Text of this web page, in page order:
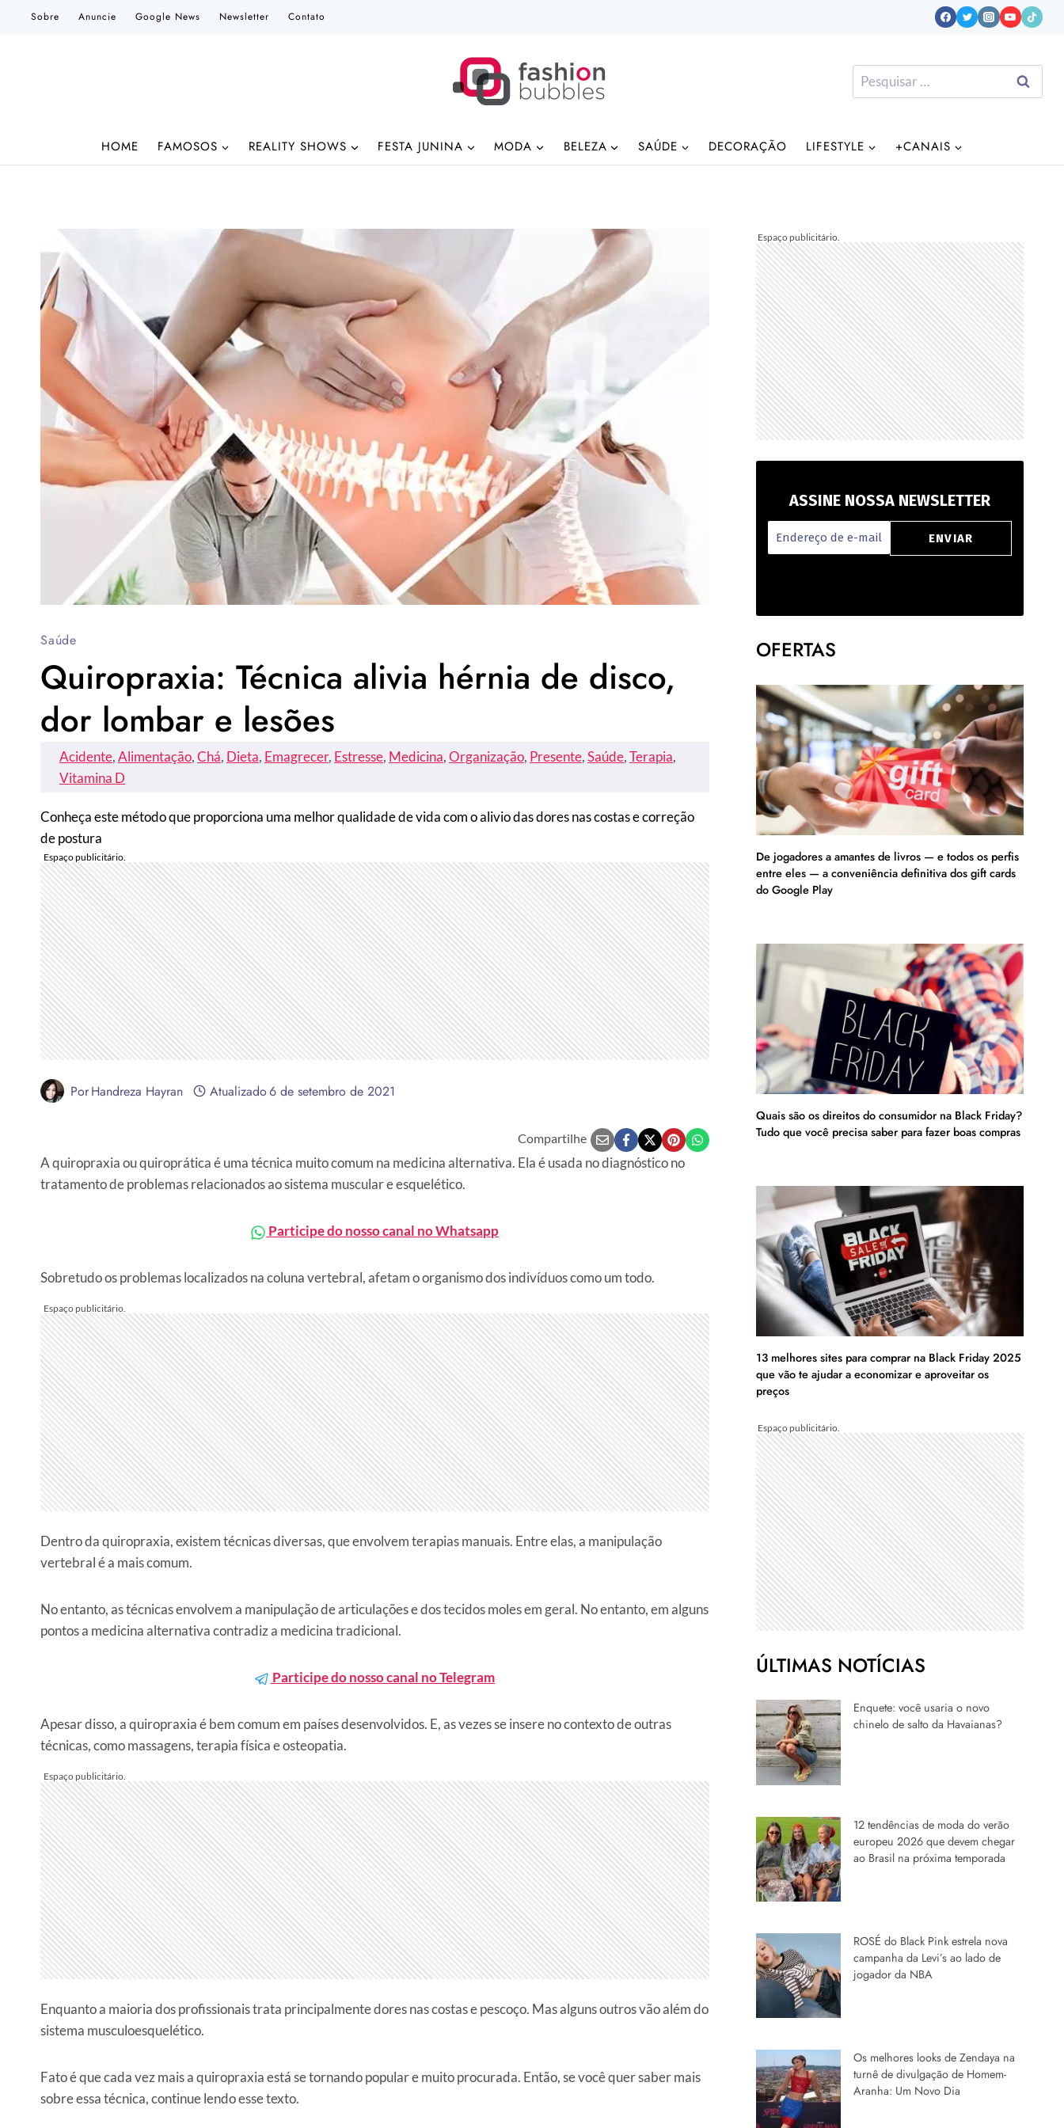
Sobre Anuncie Google News Newsletter Contato
Pesquisar
por:
HOME FAMOSOS REALITY SHOWS FESTA JUNINA MODA BELEZA SAÚDE DECORAÇÃO LIFESTYLE +CANAIS
Saúde
Quiropraxia: Técnica alivia hérnia de disco,
dor lombar e lesões
Acidente, Alimentação, Chá, Dieta, Emagrecer, Estresse, Medicina, Organização, Presente, Saúde, Terapia
Vitamina D
Conheça este método que proporciona uma melhor qualidade de vida com o alivio das dores nas costas e correção
de postura
PorHandreza Hayran Atualizado6 de setembro de 2021
Compartilhe
A quiropraxia ou quiroprática é uma técnica muito comum na medicina alternativa. Ela é usada no diagnóstico no
tratamento de problemas relacionados ao sistema muscular e esquelético.
Participe do nosso canal no Whatsapp
Sobretudo os problemas localizados na coluna vertebral, afetam o organismo dos indivíduos como um todo.
Dentro da quiropraxia, existem técnicas diversas, que envolvem terapias manuais. Entre elas, a manipulação
vertebral é a mais comum.
No entanto, as técnicas envolvem a manipulação de articulações e dos tecidos moles em geral. No entanto, em alguns
pontos a medicina alternativa contradiz a medicina tradicional.
Participe do nosso canal no Telegram
Apesar disso, a quiropraxia é bem comum em países desenvolvidos. E, as vezes se insere no contexto de outras
técnicas, como massagens, terapia física e osteopatia.
Enquanto a maioria dos profissionais trata principalmente dores nas costas e pescoço. Mas alguns outros vão além do
sistema musculoesquelético.
Fato é que cada vez mais a quiropraxia está se tornando popular e muito procurada. Então, se você quer saber mais
sobre essa técnica, continue lendo esse texto.
ASSINE NOSSA NEWSLETTER
OFERTAS
De jogadores a amantes de livros — e todos os perfis
entre eles — a conveniência definitiva dos gift cards
do Google Play
Quais são os direitos do consumidor na Black Friday?
Tudo que você precisa saber para fazer boas compras
13 melhores sites para comprar na Black Friday 2025
que vão te ajudar a economizar e aproveitar os
preços
ÚLTIMAS NOTÍCIAS
Enquete: você usaria o novo
chinelo de salto da Havaianas?
12 tendências de moda do verão
europeu 2026 que devem chegar
ao Brasil na próxima temporada
ROSÉ do Black Pink estrela nova
campanha da Levi’s ao lado de
jogador da NBA
Os melhores looks de Zendaya na
turnê de divulgação de Homem-
Aranha: Um Novo Dia